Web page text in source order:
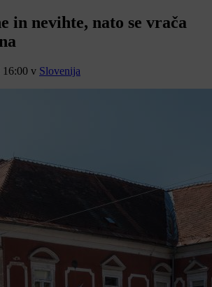
in nevihte, nato se vrača
v Slovenija